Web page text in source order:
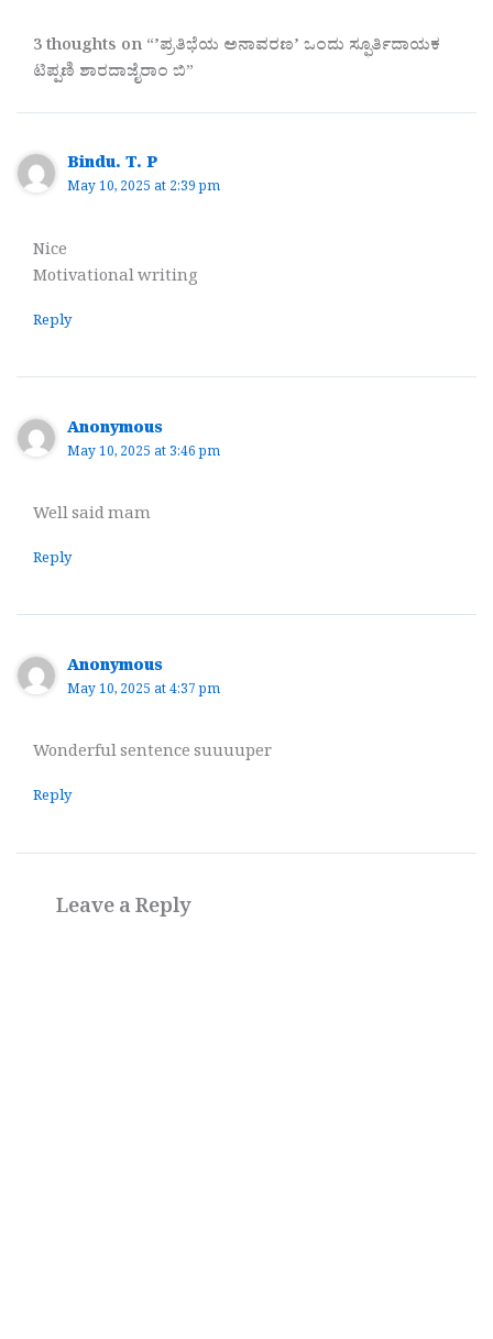
3 thoughts on “ʼಪ್ರತಿಭೆಯ ಅನಾವರಣʼ ಒಂದು ಸ್ಫೂರ್ತಿದಾಯಕ
ಟಿಪ್ಪಣಿ ಶಾರದಾಜೈರಾಂ ಬಿ”
Bindu. T. P
May 10, 2025 at 2:39 pm
Nice
Motivational writing
Reply
Anonymous
May 10, 2025 at 3:46 pm
Well said mam
Reply
Anonymous
May 10, 2025 at 4:37 pm
Wonderful sentence suuuuper
Reply
Leave a Reply